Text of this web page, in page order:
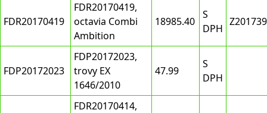
FDR20170419
FDR20170419,
octavia Combi
Ambition
18985.40
S
DPH
FDP20172023
FDP20172023,
trovy EX
1646/2010
47.99
S
DPH
FDR20170414,